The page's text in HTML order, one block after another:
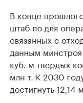
В конце
штаб по для
связанных с
данным минстроя
куб. м твердых
млн т. К 2030
достигнуть 12,14